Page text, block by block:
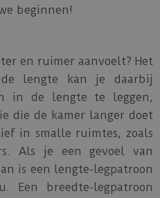
beginnen!
en ruimer aanvoelt? Het
lengte kan je daarbij
in de lengte te leggen,
die de kamer langer doet
in smalle ruimtes, zoals
Als je een gevoel van
is een lengte-legpatroon
Een breedte-legpatroon